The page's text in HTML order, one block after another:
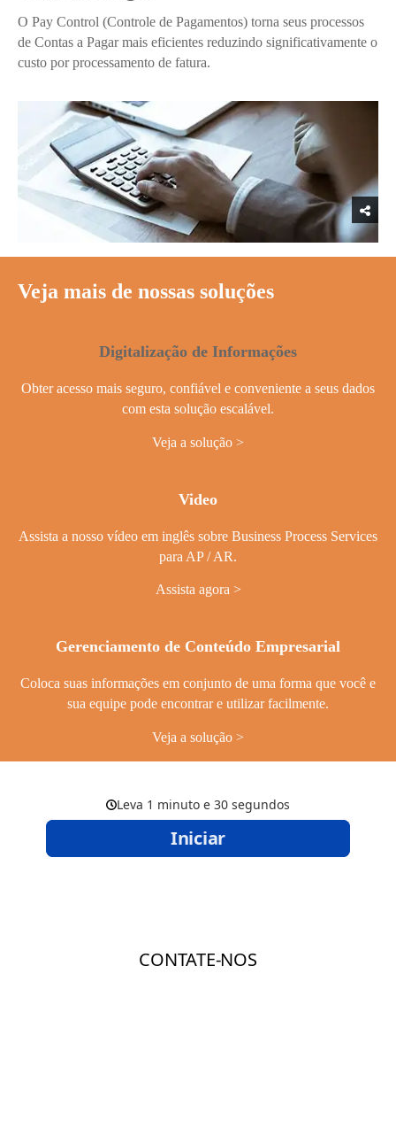
O Pay Control (Controle de Pagamentos) torna seus processos
de Contas a Pagar mais eficientes reduzindo significativamente o
custo por processamento de fatura.
Veja mais de nossas soluções
Digitalização de Informações
Obter acesso mais seguro, confiável e conveniente a seus dados
com esta solução escalável.
Veja a solução
Video
Assista a nosso vídeo em inglês sobre Business Process Services
para AP / AR.
Assista agora
Gerenciamento de Conteúdo Empresarial
Coloca suas informações em conjunto de uma forma que você e
sua equipe pode encontrar e utilizar facilmente.
Veja a solução